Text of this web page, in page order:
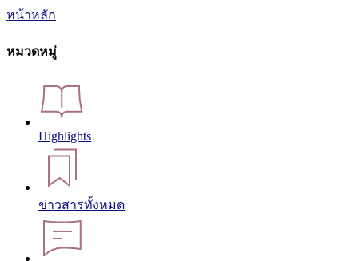
หน้าหลัก
หมวดหมู่
Highlights
ข่าวสารทั้งหมด